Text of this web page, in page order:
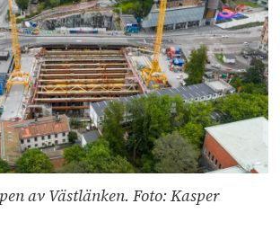
av Västlänken. Foto: Kasper